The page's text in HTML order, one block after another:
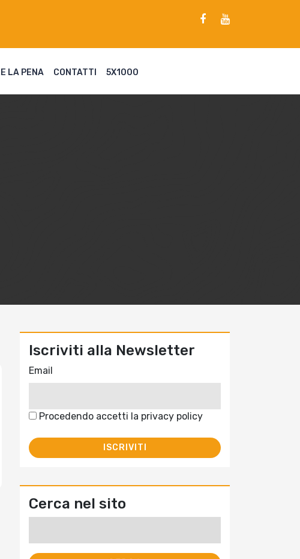
LA PENA CONTATTI 5X1000
Iscriviti alla Newsletter
Email
Procedendo accetti la privacy policy
Cerca nel sito